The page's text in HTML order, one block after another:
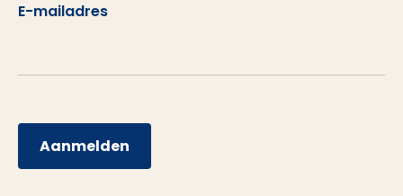
E-mailadres
Aanmelden